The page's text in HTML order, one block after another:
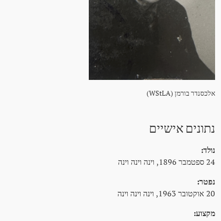
אלכסנדר בורמן (WStLA)
נתונים אישיים
נולד:
24 ספטמבר 1896, וינה וינה וינה
נפטר:
20 אוקטובר 1963, וינה וינה וינה
מקצוע: